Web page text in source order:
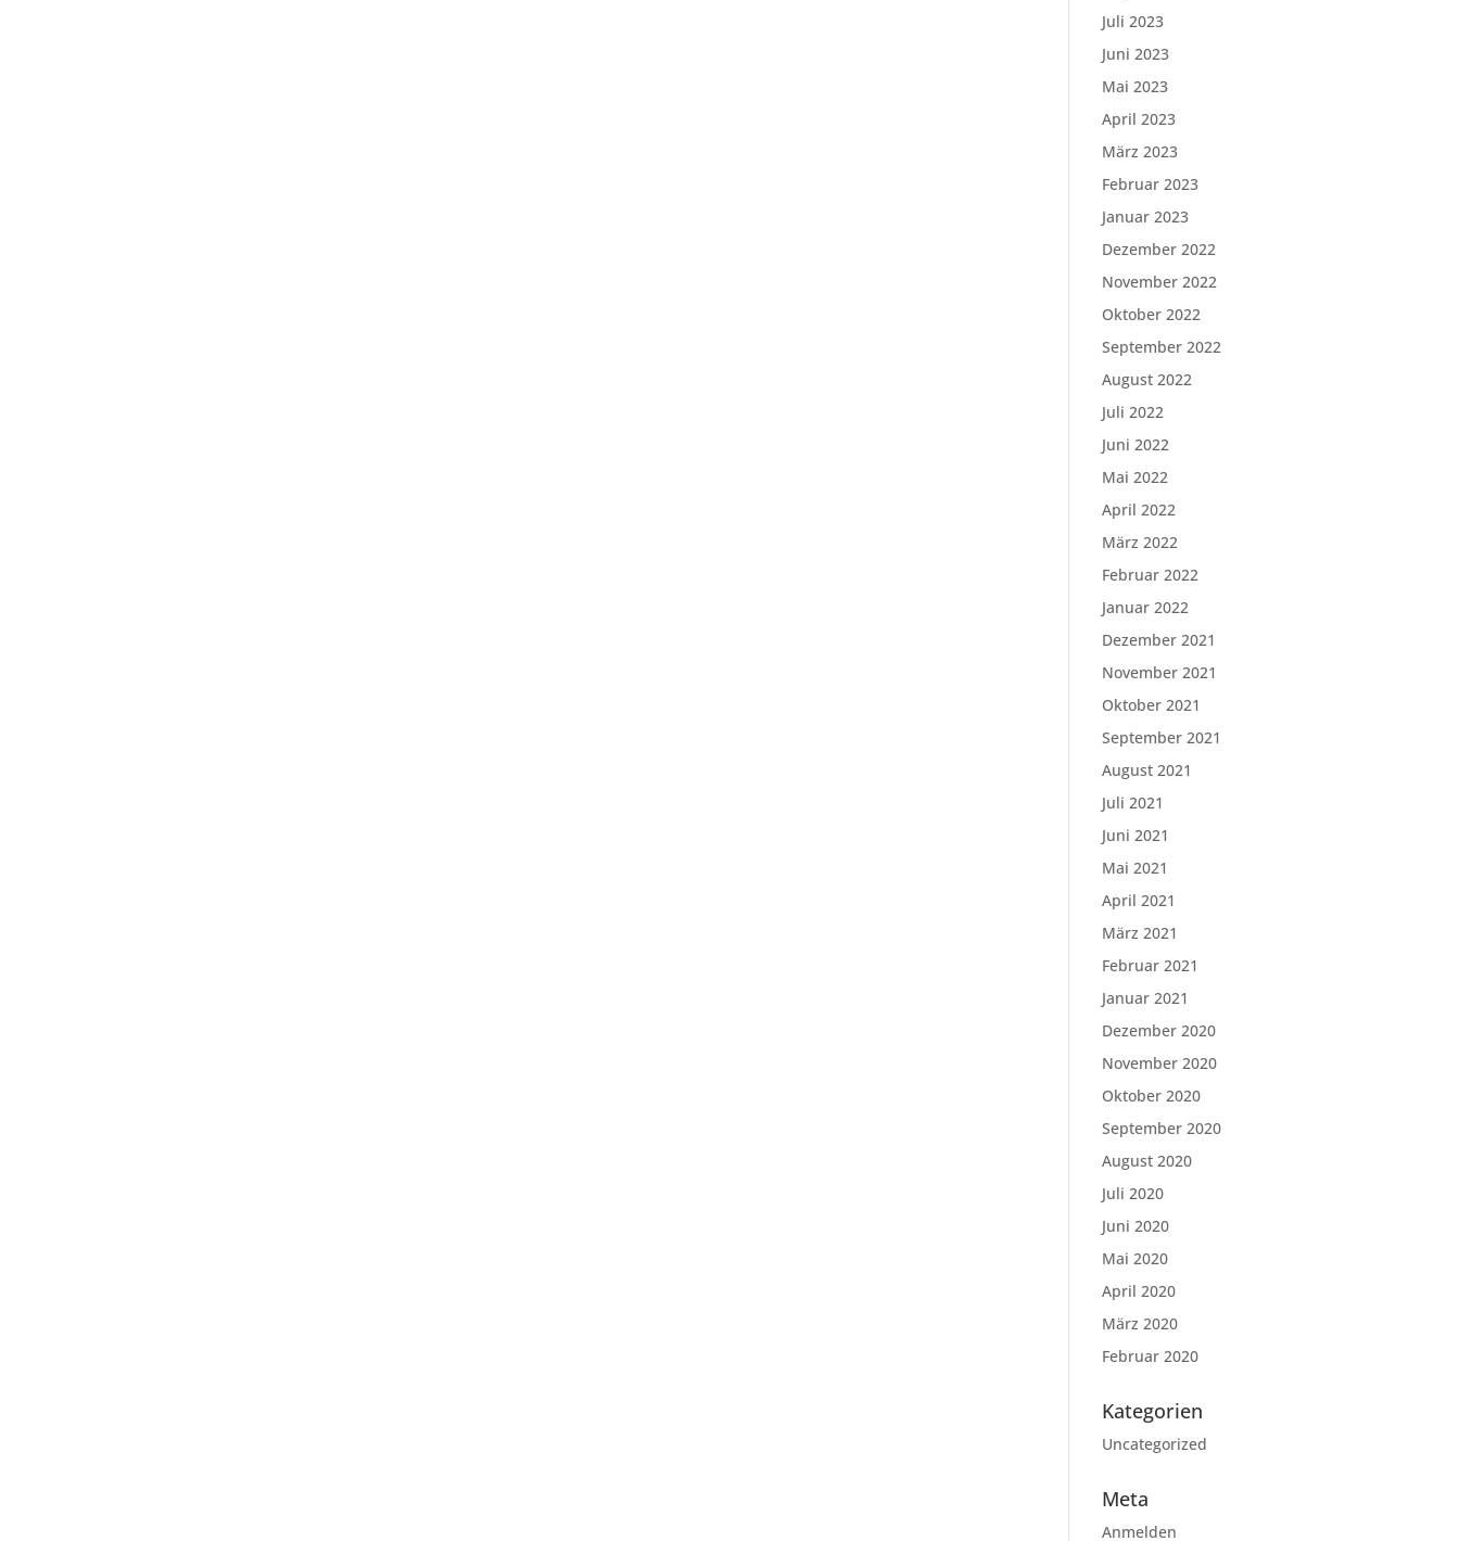
Juli 2023
Juni 2023
Mai 2023
April 2023
März 2023
Februar 2023
Januar 2023
Dezember 2022
November 2022
Oktober 2022
September 2022
August 2022
Juli 2022
Juni 2022
Mai 2022
April 2022
März 2022
Februar 2022
Januar 2022
Dezember 2021
November 2021
Oktober 2021
September 2021
August 2021
Juli 2021
Juni 2021
Mai 2021
April 2021
März 2021
Februar 2021
Januar 2021
Dezember 2020
November 2020
Oktober 2020
September 2020
August 2020
Juli 2020
Juni 2020
Mai 2020
April 2020
März 2020
Februar 2020
Kategorien
Uncategorized
Meta
Anmelden